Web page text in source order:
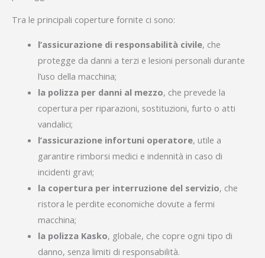
Tra le principali coperture fornite ci sono:
l’assicurazione di responsabilità civile, che
protegge da danni a terzi e lesioni personali durante
l’uso della macchina;
la polizza per danni al mezzo, che prevede la
copertura per riparazioni, sostituzioni, furto o atti
vandalici;
l’assicurazione infortuni operatore, utile a
garantire rimborsi medici e indennità in caso di
incidenti gravi;
la copertura per interruzione del servizio, che
ristora le perdite economiche dovute a fermi
macchina;
la polizza Kasko, globale, che copre ogni tipo di
danno, senza limiti di responsabilità.